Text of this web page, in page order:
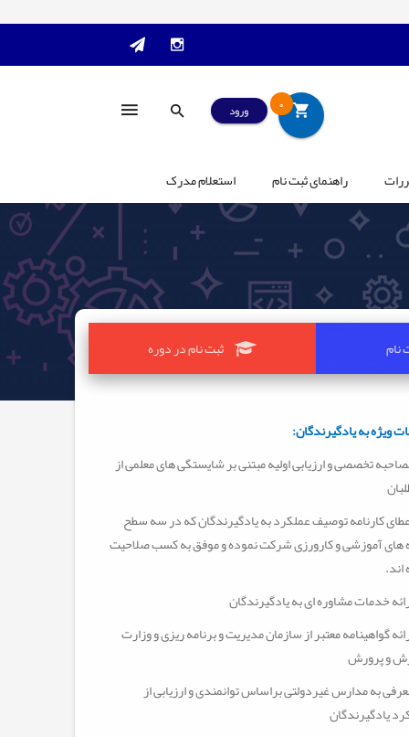
0 ورود
راهنمای ثبت نام استعلام مدرک
ثبت نام در دوره
ویژه به یادگیرندگان:
تخصصی و ارزیابی اولیه مبتنی بر شایستگی های معلمی از
کارنامه توصیف عملکرد به یادگیرندگان که در سه سطح
های آموزشی و کارورزی شرکت نموده و موفق به کسب صلاحیت
.
خدمات مشاوره ای به یادگیرندگان
گواهینامه معتبر از سازمان مدیریت و برنامه ریزی و وزارت
و پرورش
به مدارس غیردولتی براساس توانمندی و ارزیابی از
یادگیرندگان